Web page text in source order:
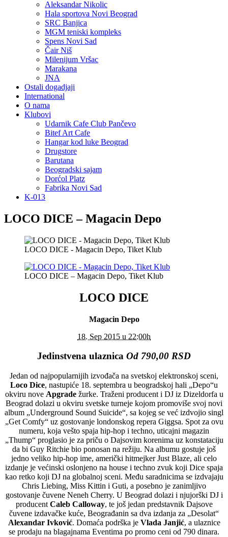
Aleksandar Nikolic
Hala sportova Novi Beograd
SRC Banjica
MGM teniski kompleks
Spens Novi Sad
Čair Niš
Milenijum Vršac
Marakana
JNA
Ostali dogadjaji
International
O nama
Klubovi
Udarnik Cafe Club Pančevo
Bitef Art Cafe
Hangar kod luke Beograd
Drugstore
Barutana
Beogradski sajam
Dorćol Platz
Fabrika Novi Sad
K-013
LOCO DICE – Magacin Depo
LOCO DICE - Magacin Depo, Tiket Klub
LOCO DICE – Magacin Depo, Tiket Klub
LOCO DICE
Magacin Depo
18. Sep 2015 u 22:00h
Jedinstvena ulaznica Od 790,00 RSD
Jedan od najpopularnijih izvođača na svetskoj elektronskoj sceni,
Loco Dice, nastupiće 18. septembra u beogradskoj hali „Depo“u
okviru nove Apgradežurke. Traženi producent i DJ iz Dizeldorfa u
Beograd dolazi u okviru svetske turneje kojom promoviše svoj novi
album „Underground Sound Suicide“, sa kojeg se već izdvojio singl
„Get Comfy“ uz gostovanje londonskog repera Giggsa. Spot za ovu
numeru, koja vešto spaja hip-hop i techno, uticajni magazin
„Thump“ proglasio je za priču o Dajsovim korenima uz konstataciju
da bi Guy Ritchie bio ponosan na režiju. Na albumu gostuje još
jedno veliko hip-hop ime, američki hitmejker Just Blaze, ali celo
izdanje je većinski oslonjeno na house i techno zvuk koji Dice spaja
kao retko koji DJ na globalnoj sceni. Među saradnicima se izdvajaju
Chris Liebing, Miss Kittin i Guti, a posebno je zanimljivo
gostovanje čuvene Neneh Cherry. U Beograd dolazi i njujorški DJ i
producent Caleb Calloway, te još jedan predstavnik Dajsove
čuvene izdavačke kuće, Beograđanin sa dva izdanja za „Desolat“
Alexandar Ivković. Domaća podrška je Vlada Janjić, a ulaznice
se prodaju na blagajnama Eventima po promo ceni od 790 dinara.